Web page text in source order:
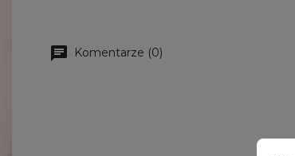
Komentarze (0)